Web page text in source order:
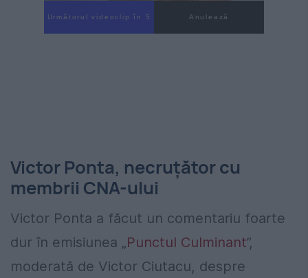
Următorul videoclip în 4 Anulează
Victor Ponta, necruțător cu
membrii CNA-ului
Victor Ponta a făcut un comentariu foarte
dur în emisiunea „Punctul Culminant”,
moderată de Victor Ciutacu, despre